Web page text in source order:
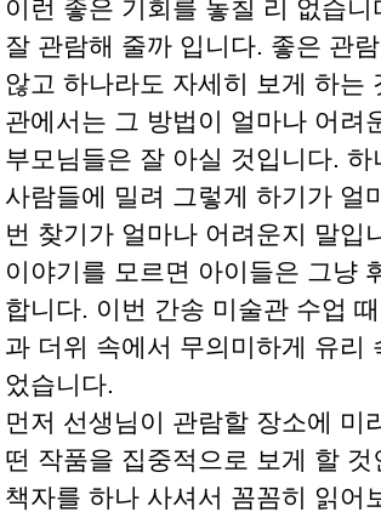
이런 좋은 기회를 놓칠 리 없습
잘 관람해 줄까 입니다. 좋은 관
않고 하나라도 자세히 보게 하는
관에서는 그 방법이 얼마나 어려
부모님들은 잘 아실 것입니다.
사람들에 밀려 그렇게 하기가 얼
번 찾기가 얼마나 어려운지 말입
이야기를 모르면 아이들은 그냥
합니다. 이번 간송 미술관 수업
과 더위 속에서 무의미하게 유리
었습니다.
먼저 선생님이 관람할 장소에 미
떤 작품을 집중적으로 보게 할
책자를 하나 사셔서 꼼꼼히 읽어